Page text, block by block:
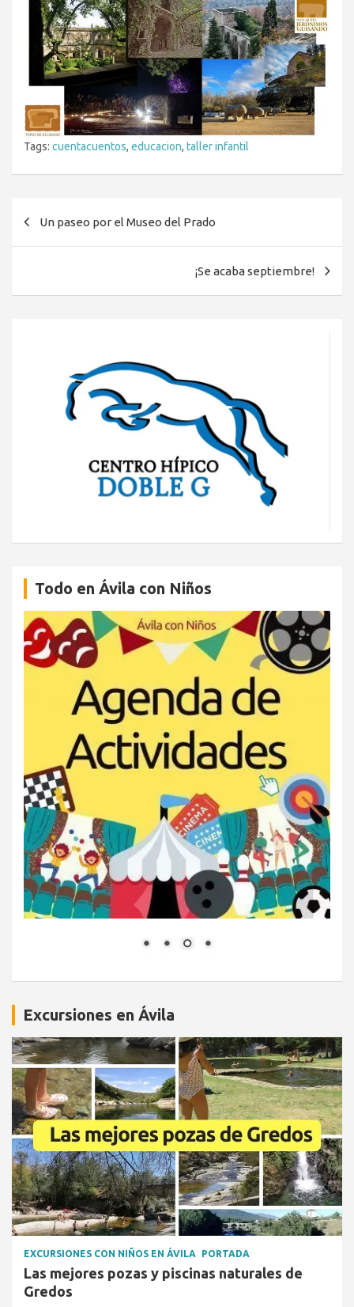
Tags: cuentacuentos, educacion, taller infantil
Un paseo por el Museo del Prado
¡Se acaba septiembre!
Todo en Ávila con Niños
Excursiones en Ávila
EXCURSIONES CON NIÑOS EN ÁVILA PORTADA
Las mejores pozas y piscinas naturales de
Gredos